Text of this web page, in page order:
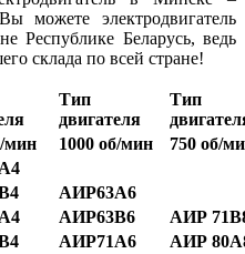
можете электродвигатель
Республике Беларусь, ведь
склада по всей стране!
Тип
двигателя
Тип
мин 1000 об/мин 750 об/
АИР63А6
АИР63В6
АИР
АИР71А6
АИР